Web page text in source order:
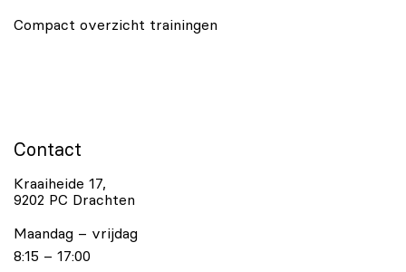
Compact overzicht trainingen
Contact
Kraaiheide 17,
9202 PC Drachten
Maandag – vrijdag
8:15 – 17:00